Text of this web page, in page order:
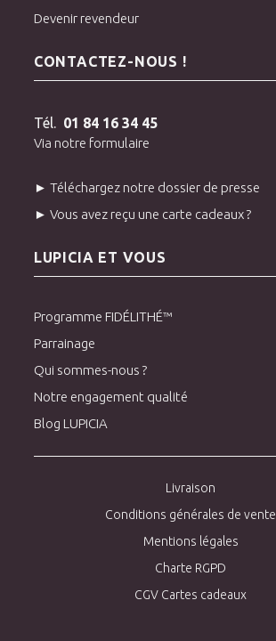
Devenir revendeur
CONTACTEZ-NOUS !
Tél. 01 84 16 34 45
Via notre formulaire
► Téléchargez notre dossier de presse
► Vous avez reçu une carte cadeaux ?
LUPICIA ET VOUS
Programme FIDÉLITHÉ™
Parrainage
Qui sommes-nous ?
Notre engagement qualité
Blog LUPICIA
Livraison
Conditions générales de vente
Mentions légales
Charte RGPD
CGV Cartes cadeaux